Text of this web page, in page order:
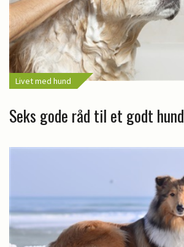
Livet med hund
Seks gode råd til et godt